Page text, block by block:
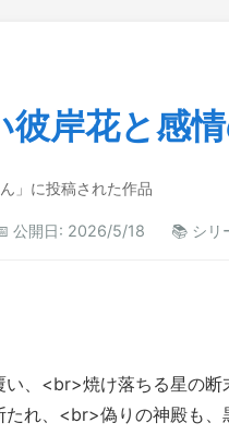
彼岸花と感
」に投稿された作品
公開日: 2026/5/18 📚 シリ
、<br>焼け落ちる星の
たれ、<br>偽りの神殿も